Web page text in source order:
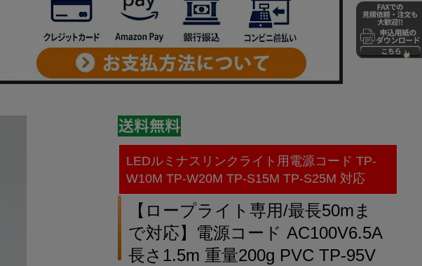
LEDルミナスリンクライト用電源コード TP-
W10M TP-W20M TP-S15M TP-S25M 対応
【ロープライト専用/最長50mま
で対応】電源コード AC100V6.5A
長さ1.5m 重量200g PVC TP-95V